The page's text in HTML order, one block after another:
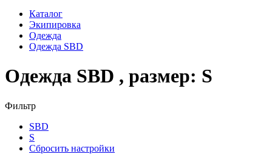
Каталог
Экипировка
Одежда
Одежда SBD
Одежда SBD , размер: S
Фильтр
SBD
S
Сбросить настройки